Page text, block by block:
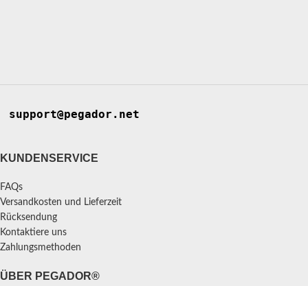
support@pegador.net
KUNDENSERVICE
FAQs
Versandkosten und Lieferzeit
Rücksendung
Kontaktiere uns
Zahlungsmethoden
ÜBER PEGADOR®